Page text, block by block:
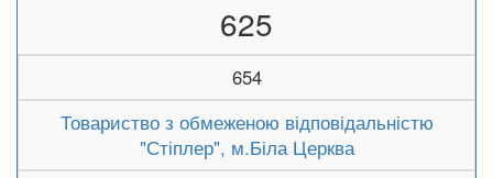
625
654
Товариство з обмеженою відповідальністю
"Стіплер", м.Біла Церква